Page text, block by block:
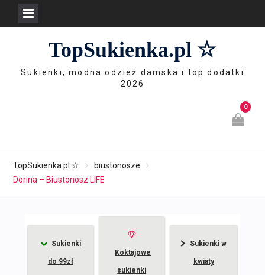
TopSukienka.pl ☆
Sukienki, modna odzież damska i top dodatki
2026
0
TopSukienka.pl ☆
biustonosze
Dorina – Biustonosz LIFE
Sukienki
do 99zł
Koktajowe
sukienki
Sukienki w
kwiaty